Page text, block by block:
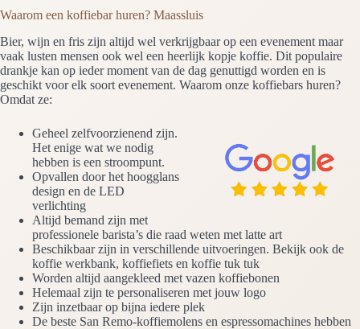
Waarom een koffiebar huren? Maassluis
Bier, wijn en fris zijn altijd wel verkrijgbaar op een evenement maar
vaak lusten mensen ook wel een heerlijk kopje koffie. Dit populaire
drankje kan op ieder moment van de dag genuttigd worden en is
geschikt voor elk soort evenement. Waarom onze koffiebars huren?
Omdat ze:
Geheel zelfvoorzienend zijn.
Het enige wat we nodig
hebben is een stroompunt.
Opvallen door het hoogglans
design en de LED
verlichting
Altijd bemand zijn met
professionele barista’s die raad weten met latte art
Beschikbaar zijn in verschillende uitvoeringen. Bekijk ook de
koffie werkbank, koffiefiets en koffie tuk tuk
Worden altijd aangekleed met vazen koffiebonen
Helemaal zijn te personaliseren met jouw logo
Zijn inzetbaar op bijna iedere plek
De beste San Remo-koffiemolens en espressomachines hebben